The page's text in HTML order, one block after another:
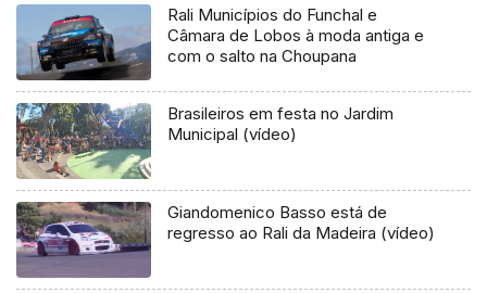
Rali Municípios do Funchal e
Câmara de Lobos à moda antiga e
com o salto na Choupana
Brasileiros em festa no Jardim
Municipal (vídeo)
Giandomenico Basso está de
regresso ao Rali da Madeira (vídeo)